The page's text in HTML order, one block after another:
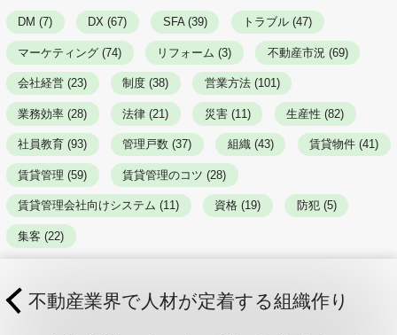
DM (7) DX (67) SFA (39) トラブル (47)
マーケティング (74) リフォーム (3) 不動産市況 (69)
会社経営 (23) 制度 (38) 営業方法 (101)
業務効率 (28) 法律 (21) 災害 (11) 生産性 (82)
社員教育 (93) 管理戸数 (37) 組織 (43) 賃貸物件 (41)
賃貸管理 (59) 賃貸管理のコツ (28)
賃貸管理会社向けシステム (11) 資格 (19) 防犯 (5)
集客 (22)
不動産業界で人材が定着する組織作り